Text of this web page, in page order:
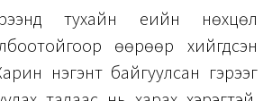
тухайн үеийн нөхцөл
өөрөөр хийгдсэн
нэгэнт байгуулсан гэрээг